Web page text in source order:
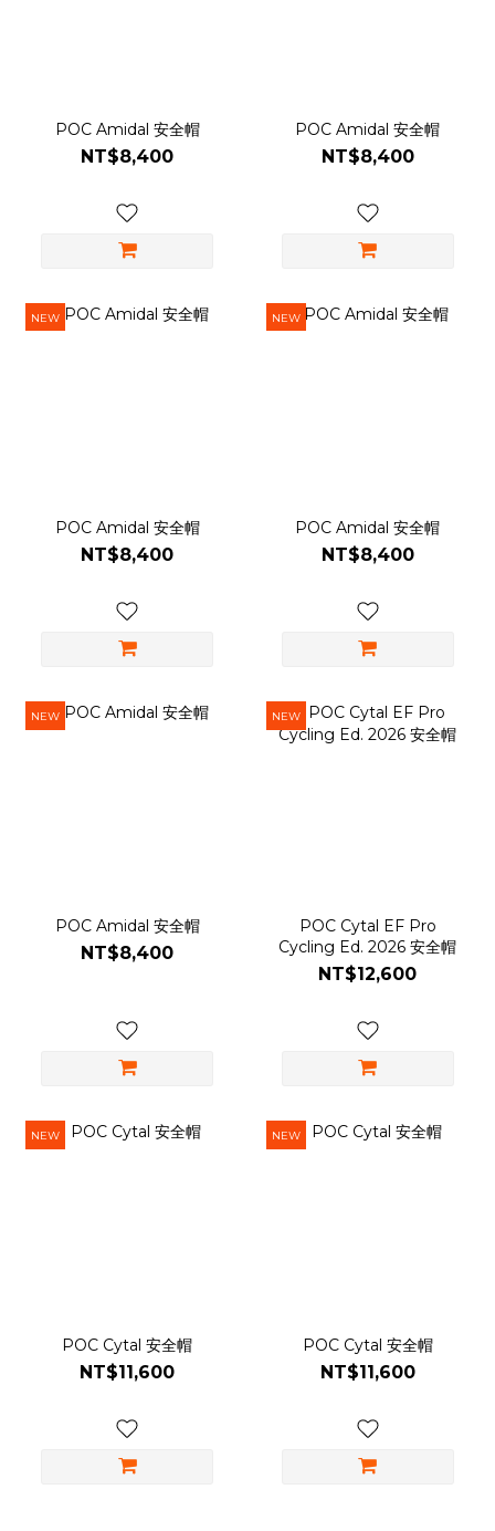
POC Amidal 安全帽
NT$8,400
POC Amidal 安全帽
NT$8,400
NEW
POC Amidal 安全帽
NT$8,400
NEW
POC Amidal 安全帽
NT$8,400
NEW
POC Amidal 安全帽
NT$8,400
NEW
POC Cytal EF Pro
Cycling Ed. 2026 安全帽
NT$12,600
NEW
POC Cytal 安全帽
NT$11,600
NEW
POC Cytal 安全帽
NT$11,600